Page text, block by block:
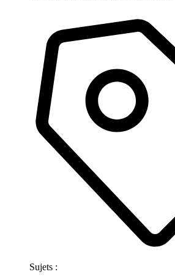
Sujets :